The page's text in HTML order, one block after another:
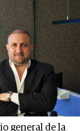
general de la